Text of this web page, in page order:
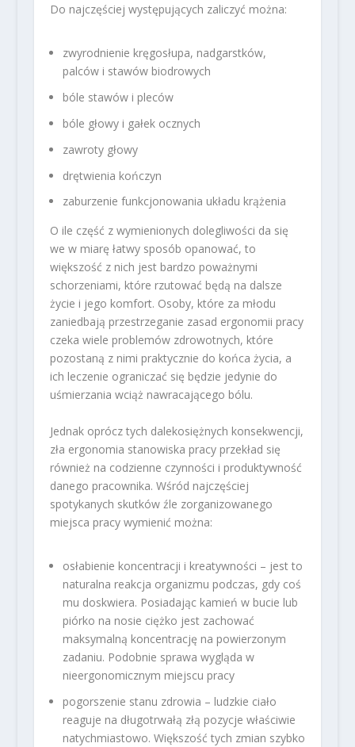
Do najczęściej występujących zaliczyć można:
zwyrodnienie kręgosłupa, nadgarstków,
palców i stawów biodrowych
bóle stawów i pleców
bóle głowy i gałek ocznych
zawroty głowy
drętwienia kończyn
zaburzenie funkcjonowania układu krążenia
O ile część z wymienionych dolegliwości da się
we w miarę łatwy sposób opanować, to
większość z nich jest bardzo poważnymi
schorzeniami, które rzutować będą na dalsze
życie i jego komfort. Osoby, które za młodu
zaniedbają przestrzeganie zasad ergonomii pracy
czeka wiele problemów zdrowotnych, które
pozostaną z nimi praktycznie do końca życia, a
ich leczenie ograniczać się będzie jedynie do
uśmierzania wciąż nawracającego bólu.
Jednak oprócz tych dalekosiężnych konsekwencji,
zła ergonomia stanowiska pracy przekład się
również na codzienne czynności i produktywność
danego pracownika. Wśród najczęściej
spotykanych skutków źle zorganizowanego
miejsca pracy wymienić można:
osłabienie koncentracji i kreatywności – jest to
naturalna reakcja organizmu podczas, gdy coś
mu doskwiera. Posiadając kamień w bucie lub
piórko na nosie ciężko jest zachować
maksymalną koncentrację na powierzonym
zadaniu. Podobnie sprawa wygląda w
nieergonomicznym miejscu pracy
pogorszenie stanu zdrowia – ludzkie ciało
reaguje na długotrwałą złą pozycje właściwie
natychmiastowo. Większość tych zmian szybko